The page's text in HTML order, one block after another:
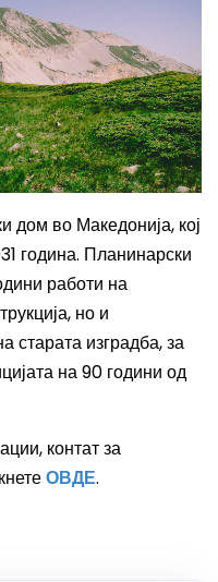
дом во Македонија, кој
година. Планинарски
работи на
но и
старата изградба, за
на 90 години од
контат за
ОВДЕ.